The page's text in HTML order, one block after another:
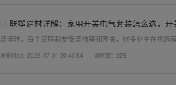
联塑建材详解：家用开关电气套装怎么选，
装修时，每个家庭都要安装插座和开关，很多业主在挑选
产品+规范安装双重达标。
发布时间：2026-07-31 20:46:54 浏览数：225